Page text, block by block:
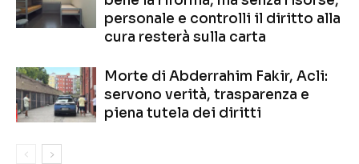
personale e controlli il diritto alla
cura resterà sulla carta
Morte di Abderrahim Fakir, Acli:
servono verità, trasparenza e
piena tutela dei diritti